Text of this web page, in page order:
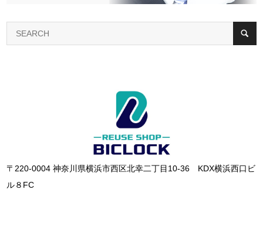
〒220-0004 神奈川県横浜市西区北幸二丁目10-36 KDX横浜西口ビ
ル８FC